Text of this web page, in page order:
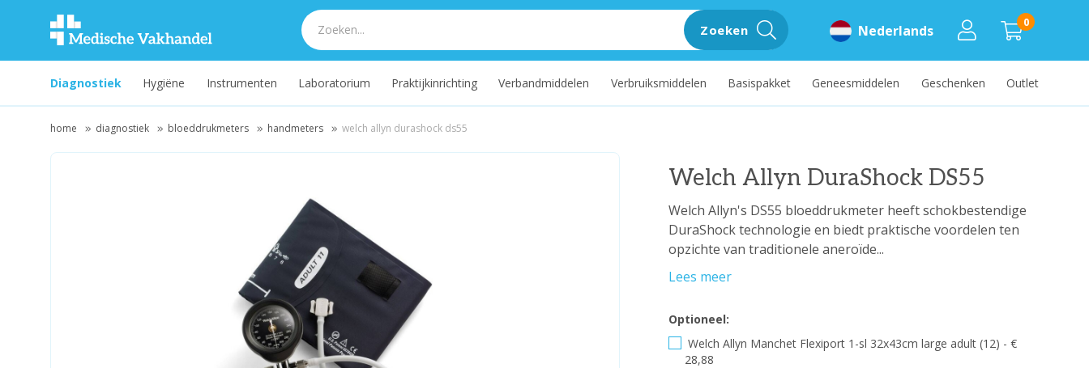
0
Nederlands
Zoeken
Diagnostiek Hygiëne Instrumenten Laboratorium Praktijkinrichting Verbandmiddelen Verbruiksmiddelen Basispakket Geneesmiddelen Geschenken Outlet
home diagnostiek bloeddrukmeters handmeters welch allyn durashock ds55
Welch Allyn DuraShock DS55
Welch Allyn's DS55 bloeddrukmeter heeft schokbestendige
DuraShock technologie en biedt praktische voordelen ten
opzichte van traditionele aneroïde...
Lees meer
Optioneel:
Welch Allyn Manchet Flexiport 1-sl 32x43cm large adult (12) - €
28,88